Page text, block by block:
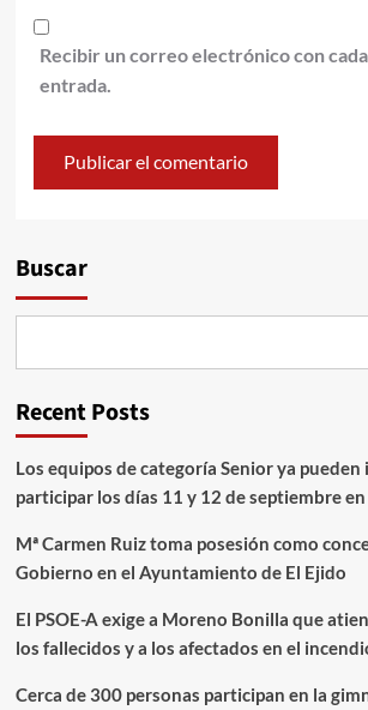
Recibir un correo electrónico con
entrada.
Buscar
Recent Posts
Los equipos de categoría Senior ya pueden
participar los días 11 y 12 de septiembre
Mª Carmen Ruiz toma posesión como
Gobierno en el Ayuntamiento de El Ejido
El PSOE-A exige a Moreno Bonilla que
los fallecidos y a los afectados en el
Cerca de 300 personas participan en la